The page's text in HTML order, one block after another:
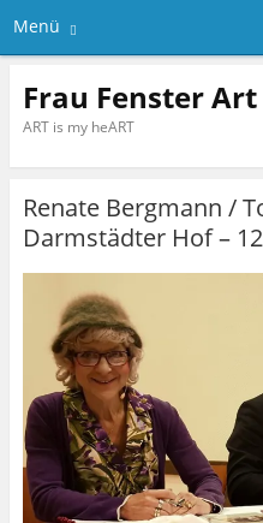
Menü
Frau Fenster Art
ART is my heART
Renate Bergmann /
Darmstädter Hof –